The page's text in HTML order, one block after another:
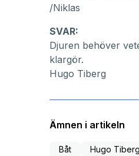
/Niklas
SVAR:
Djuren behöver
klargör.
Hugo Tiberg
Ämnen i artikeln
Båt Hugo Tiberg